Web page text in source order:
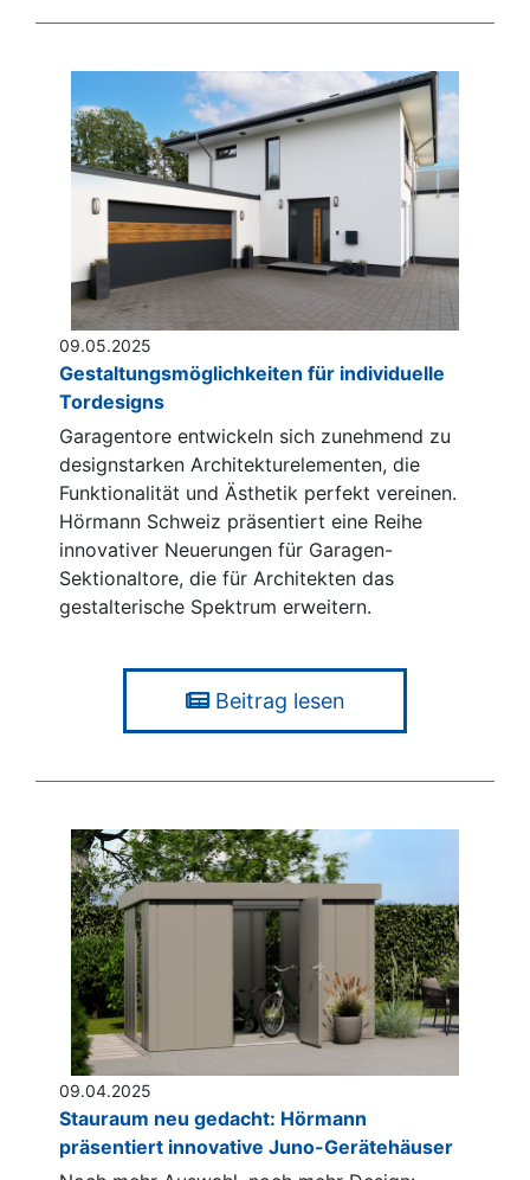
09.05.2025
Gestaltungsmöglichkeiten für individuelle
Tordesigns
Garagentore entwickeln sich zunehmend zu
designstarken Architekturelementen, die
Funktionalität und Ästhetik perfekt vereinen.
Hörmann Schweiz präsentiert eine Reihe
innovativer Neuerungen für Garagen-
Sektionaltore, die für Architekten das
gestalterische Spektrum erweitern.
Beitrag lesen
09.04.2025
Stauraum neu gedacht: Hörmann
präsentiert innovative Juno-Gerätehäuser